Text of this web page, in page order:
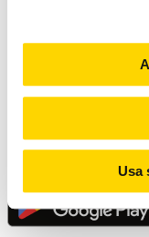
la nostra cookie
cliccando "Accetto
diverse categorie
Usa
Scarica la nostra App